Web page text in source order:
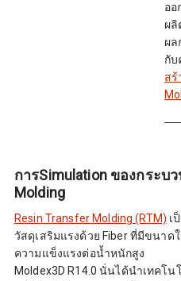
ออ
ผ
ผล
กับ
สร้
การSimulation ของกระบ
Molding
Resin Transfer Molding (RTM) เ
วัสดุเสริมแรงด้วย Fiber ที่มีขนา
ความแข็งแรงต่อน้ำหนักสูง
Moldex3D R14.0 นั่นได้นำเทคโ